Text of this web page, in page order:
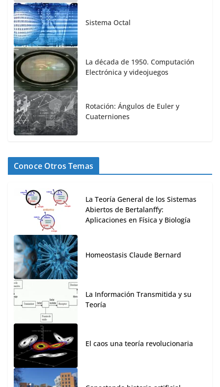
Sistema Octal
La década de 1950. Computación
Electrónica y videojuegos
Rotación: Ángulos de Euler y
Cuaterniones
Conoce Otros Temas
La Teoría General de los Sistemas
Abiertos de Bertalanffy:
Aplicaciones en Física y Biología
Homeostasis Claude Bernard
La Información Transmitida y su
Teoría
El caos una teoría revolucionaria